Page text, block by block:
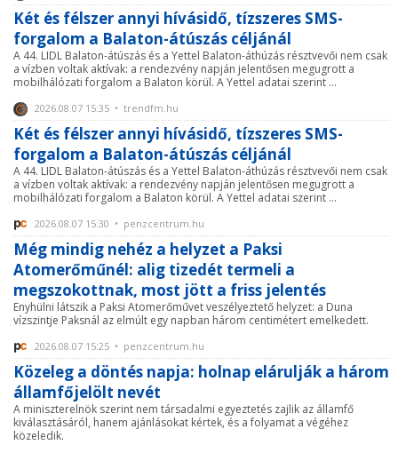
Két és félszer annyi hívásidő, tízszeres SMS-
forgalom a Balaton-átúszás céljánál
A 44. LIDL Balaton-átúszás és a Yettel Balaton-áthúzás résztvevői nem csak
a vízben voltak aktívak: a rendezvény napján jelentősen megugrott a
mobilhálózati forgalom a Balaton körül. A Yettel adatai szerint ...
2026.08.07 15:35 • trendfm.hu
Két és félszer annyi hívásidő, tízszeres SMS-
forgalom a Balaton-átúszás céljánál
A 44. LIDL Balaton-átúszás és a Yettel Balaton-áthúzás résztvevői nem csak
a vízben voltak aktívak: a rendezvény napján jelentősen megugrott a
mobilhálózati forgalom a Balaton körül. A Yettel adatai szerint ...
2026.08.07 15:30 • penzcentrum.hu
Még mindig nehéz a helyzet a Paksi
Atomerőműnél: alig tizedét termeli a
megszokottnak, most jött a friss jelentés
Enyhülni látszik a Paksi Atomerőművet veszélyeztető helyzet: a Duna
vízszintje Paksnál az elmúlt egy napban három centimétert emelkedett.
2026.08.07 15:25 • penzcentrum.hu
Közeleg a döntés napja: holnap elárulják a három
államfőjelölt nevét
A miniszterelnök szerint nem társadalmi egyeztetés zajlik az államfő
kiválasztásáról, hanem ajánlásokat kértek, és a folyamat a végéhez
közeledik.